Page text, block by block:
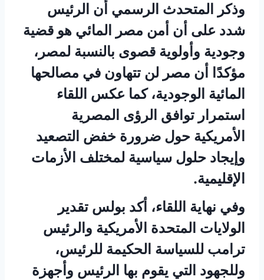
وذكر المتحدث الرسمي أن الرئيس
شدد على أن أمن مصر المائي هو قضية
وجودية وأولوية قصوى بالنسبة لمصر،
مؤكدًا أن مصر لن تتهاون في مصالحها
المائية الوجودية، كما عكس اللقاء
استمرار توافق الرؤى المصرية
الأمريكية حول ضرورة خفض التصعيد
وإيجاد حلول سياسية لمختلف الأزمات
الإقليمية.
وفي نهاية اللقاء، أكد بولس تقدير
الولايات المتحدة الأمريكية والرئيس
ترامب للسياسة الحكيمة للرئيس،
وللجهود التي يقوم بها الرئيس وأجهزة